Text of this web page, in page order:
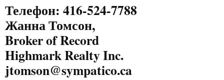
Телефон: 416-524-7788
Жанна Томсон,
Broker of Record
Highmark Realty Inc.
jtomson@sympatico.ca